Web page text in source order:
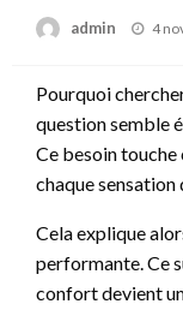
admin 4
Pourquoi
question semble
Ce besoin touche
chaque sensation
Cela explique
performante. Ce
confort devient